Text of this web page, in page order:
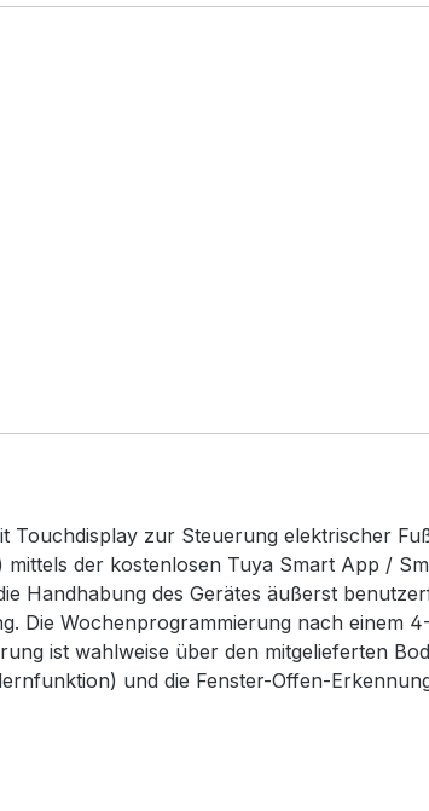
Touchdisplay zur Steuerung elektrischer
der kostenlosen Tuya Smart App /
Handhabung des Gerätes äußerst
Die Wochenprogrammierung nach einem
ist wahlweise über den mitgelieferten
und die Fenster-Offen-